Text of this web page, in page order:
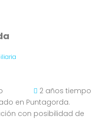
2 años tiempo
en Puntagorda.
con posibilidad de